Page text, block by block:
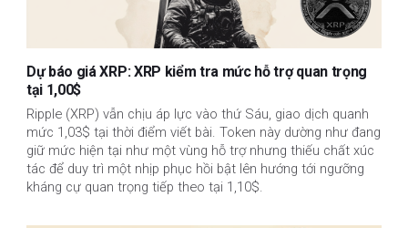
Dự báo giá XRP: XRP kiểm tra mức hỗ trợ quan trọng
tại 1,00$
Ripple (XRP) vẫn chịu áp lực vào thứ Sáu, giao dịch quanh
mức 1,03$ tại thời điểm viết bài. Token này dường như đang
giữ mức hiện tại như một vùng hỗ trợ nhưng thiếu chất xúc
tác để duy trì một nhịp phục hồi bật lên hướng tới ngưỡng
kháng cự quan trọng tiếp theo tại 1,10$.